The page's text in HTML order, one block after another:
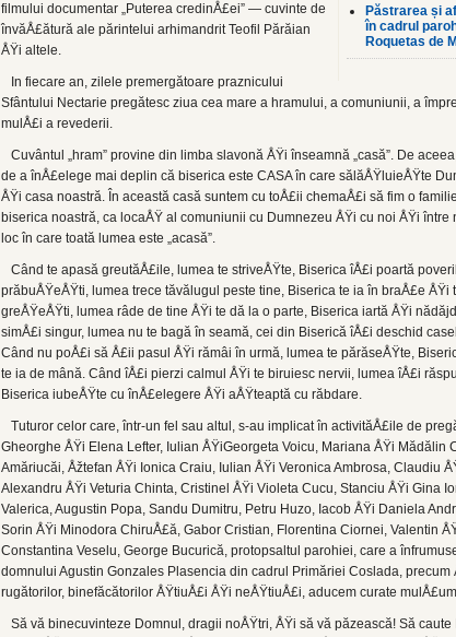
Păstrarea și
în cadrul
Roquetas de
filmului documentar „Puterea credinÅ£ei” — cuvinte de
învăÅ£ătură ale părintelui arhimandrit Teofil Părăian
ÅŸi altele.
In fiecare an, zilele premergătoare praznicului
Sfântului Nectarie pregătesc ziua cea mare a hramului, a comuniunii, a
mulÅ£i a revederii.
Cuvântul „hram” provine din limba slavonă ÅŸi înseamnă „casă”. De
de a înÅ£elege mai deplin că biserica este CASA în care sălăÅŸluieÅŸte
ÅŸi casa noastră. În aceas­tă casă suntem cu toÅ£ii chemaÅ£i să fim o
biserica noastră, ca locaÅŸ al comuniunii cu Dumnezeu ÅŸi cu noi ÅŸi între
loc în care toată lumea este „acasă”.
Când te apasă greutăÅ£ile, lumea te striveÅŸte, Biserica îÅ£i poartă
prăbuÅŸeÅŸti, lumea trece tăvălugul peste tine, Biserica te ia în braÅ£e
greÅŸeÅŸti, lumea râde de tine ÅŸi te dă la o parte, Biserica iartă ÅŸi
simÅ£i singur, lu­mea nu te bagă în seamă, cei din Biserică îÅ£i deschid
Când nu poÅ£i să Å£ii pasul ÅŸi rămâi în urmă, lumea te părăseÅŸte,
te ia de mână. Când îÅ£i pierzi calmul ÅŸi te biruiesc nervii, lumea îÅ£i
Biserica iubeÅŸte cu în­Å£elegere ÅŸi aÅŸteaptă cu răbdare.
Tuturor celor care, într-un fel sau altul, s-au implicat în activităÅ£ile de
Gheorghe ÅŸi Elena Lefter, Iulian ÅŸiGeorgeta Voicu, Mariana ÅŸi Mădălin
Amăriucăi, Åžtefan ÅŸi Ionica Craiu, Iulian ÅŸi Veronica Ambrosa, Claudiu
Alexandru ÅŸi Veturia Chinta, Cristinel ÅŸi Violeta Cucu, Stanciu ÅŸi Gina
Valerica, Augustin Popa, Sandu Dumitru, Petru Huzo, Iacob ÅŸi Daniela
Sorin ÅŸi Minodora ChiruÅ£ă, Gabor Cristian, Florentina Ciornei, Valentin
Constantina Veselu, George Bucurică, protopsaltul parohiei, care a
domnului Agustin Gonzales Plasencia din cadrul Primăriei Coslada, precum
ru­gătorilor, binefăcătorilor ÅŸtiuÅ£i ÅŸi neÅŸtiuÅ£i, aducem curate
Să vă binecuvinteze Domnul, dragii noÅŸtri, ÅŸi să vă păzească! Să